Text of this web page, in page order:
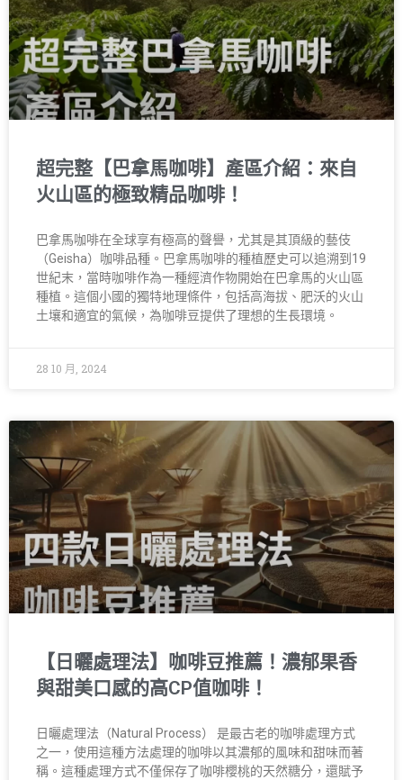
超完整【巴拿馬咖啡】產區介紹：來自
火山區的極致精品咖啡！
巴拿馬咖啡在全球享有極高的聲譽，尤其是其頂級的藝伎
（Geisha）咖啡品種。巴拿馬咖啡的種植歷史可以追溯到19
世紀末，當時咖啡作為一種經濟作物開始在巴拿馬的火山區
種植。這個小國的獨特地理條件，包括高海拔、肥沃的火山
土壤和適宜的氣候，為咖啡豆提供了理想的生長環境。
28 10 月, 2024
【日曬處理法】咖啡豆推薦！濃郁果香
與甜美口感的高CP值咖啡！
日曬處理法（Natural Process） 是最古老的咖啡處理方式
之一，使用這種方法處理的咖啡以其濃郁的風味和甜味而著
稱。這種處理方式不僅保存了咖啡櫻桃的天然糖分，還賦予